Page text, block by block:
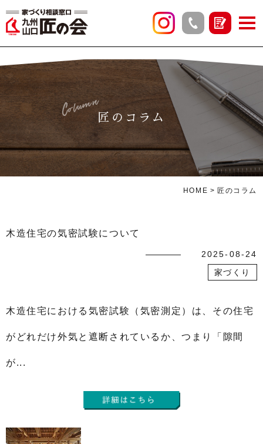
匠のコラム
Column
HOME 匠のコラム
木造住宅の気密試験について
2025-08-24
家づくり
木造住宅における気密試験（気密測定）は、その住宅
がどれだけ外気と遮断されているか、つまり「隙間
が...